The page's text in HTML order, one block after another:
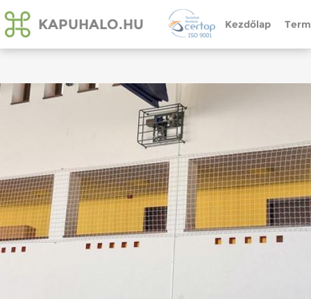
KAPUHALO.HU Kezdőlap